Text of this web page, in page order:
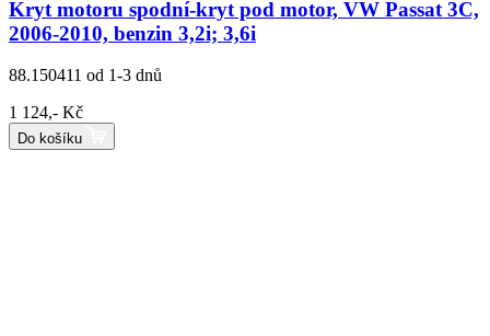
Kryt motoru spodní-kryt pod motor, VW Passat 3C,
2006-2010, benzin 3,2i; 3,6i
88.150411 od 1-3 dnů
1 124,- Kč
Do košíku